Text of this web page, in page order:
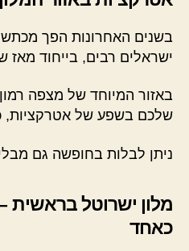
בשנים האחרונות הפך מכתש
ישראלים רבים, בייחוד מאז
באזור המיוחד של מצפה
שלכם בשפע של
ניתן לבלות בחופשה גם
מלון ישרוטל בראשית
כאחד